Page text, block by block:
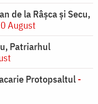
de la Râşca şi Secu,
August
Patriarhul
Protopsaltul-